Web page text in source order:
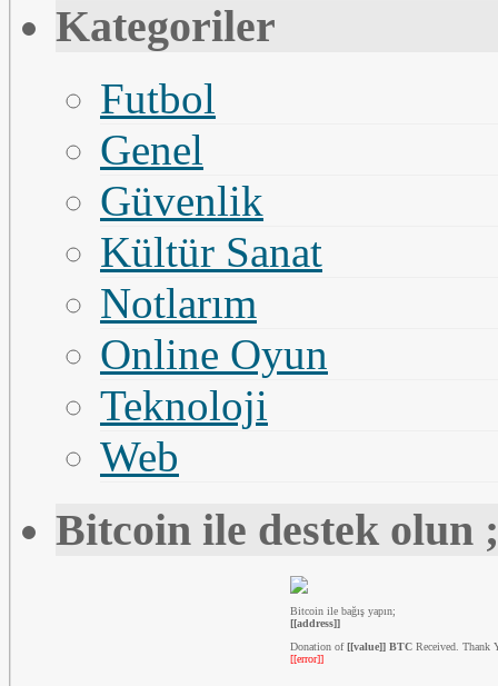
Kategoriler
Futbol
Genel
Güvenlik
Kültür Sanat
Notlarım
Online Oyun
Teknoloji
Web
Bitcoin ile destek olun
Bitcoin ile bağış yapın;
[[address]]
Donation of[[value]] BTCReceived. Thank
[[error]]